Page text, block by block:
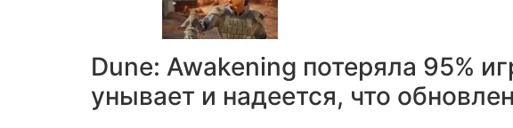
Dune: Awakening потеряла 95%
унывает и надеется, что